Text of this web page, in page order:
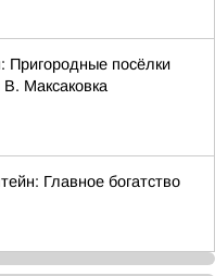
посёлки
В. Максаковка
Главное богатство